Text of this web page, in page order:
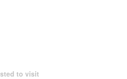
to visit